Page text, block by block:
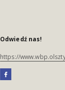
Odwiedź nas!
https://